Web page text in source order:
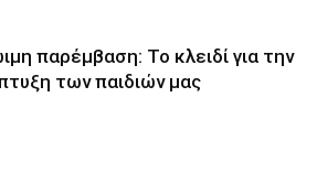
παρέμβαση: Το κλειδί για την
των παιδιών µας